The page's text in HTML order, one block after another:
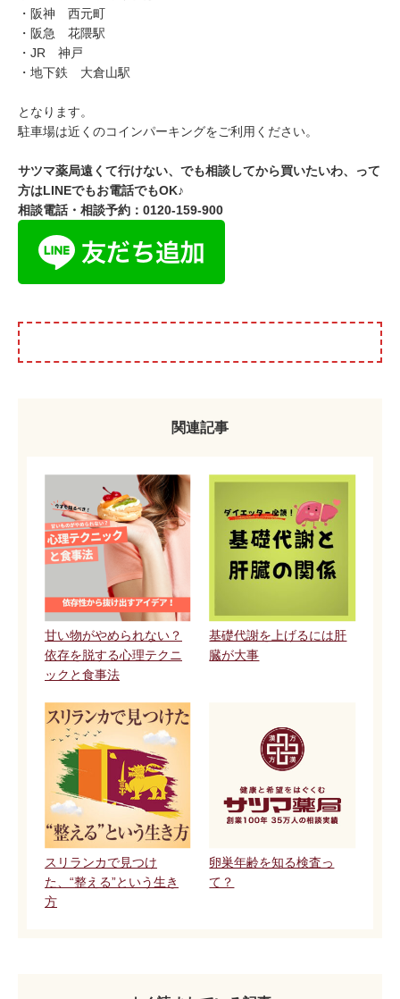
・阪神 西元町
・阪急 花隈駅
・JR 神戸
・地下鉄 大倉山駅
となります。
駐車場は近くのコインパーキングをご利用ください。
サツマ薬局遠くて行けない、でも相談してから買いたいわ、って
方はLINEでもお電話でもOK♪
相談電話・相談予約：0120-159-900
関連記事
甘い物がやめられない？
依存を脱する心理テクニ
ックと食事法
基礎代謝を上げるには肝
臓が大事
スリランカで見つけ
た、“整える”という生き
方
卵巣年齢を知る検査っ
て？